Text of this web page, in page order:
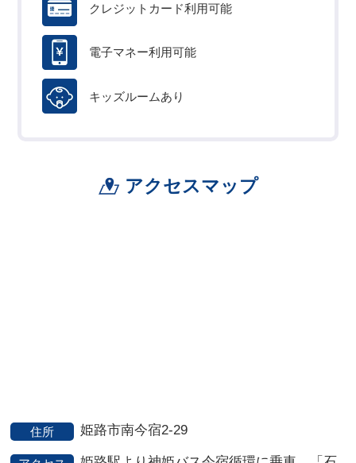
クレジットカード利用可能
電子マネー利用可能
キッズルームあり
アクセスマップ
住所 姫路市南今宿2-29